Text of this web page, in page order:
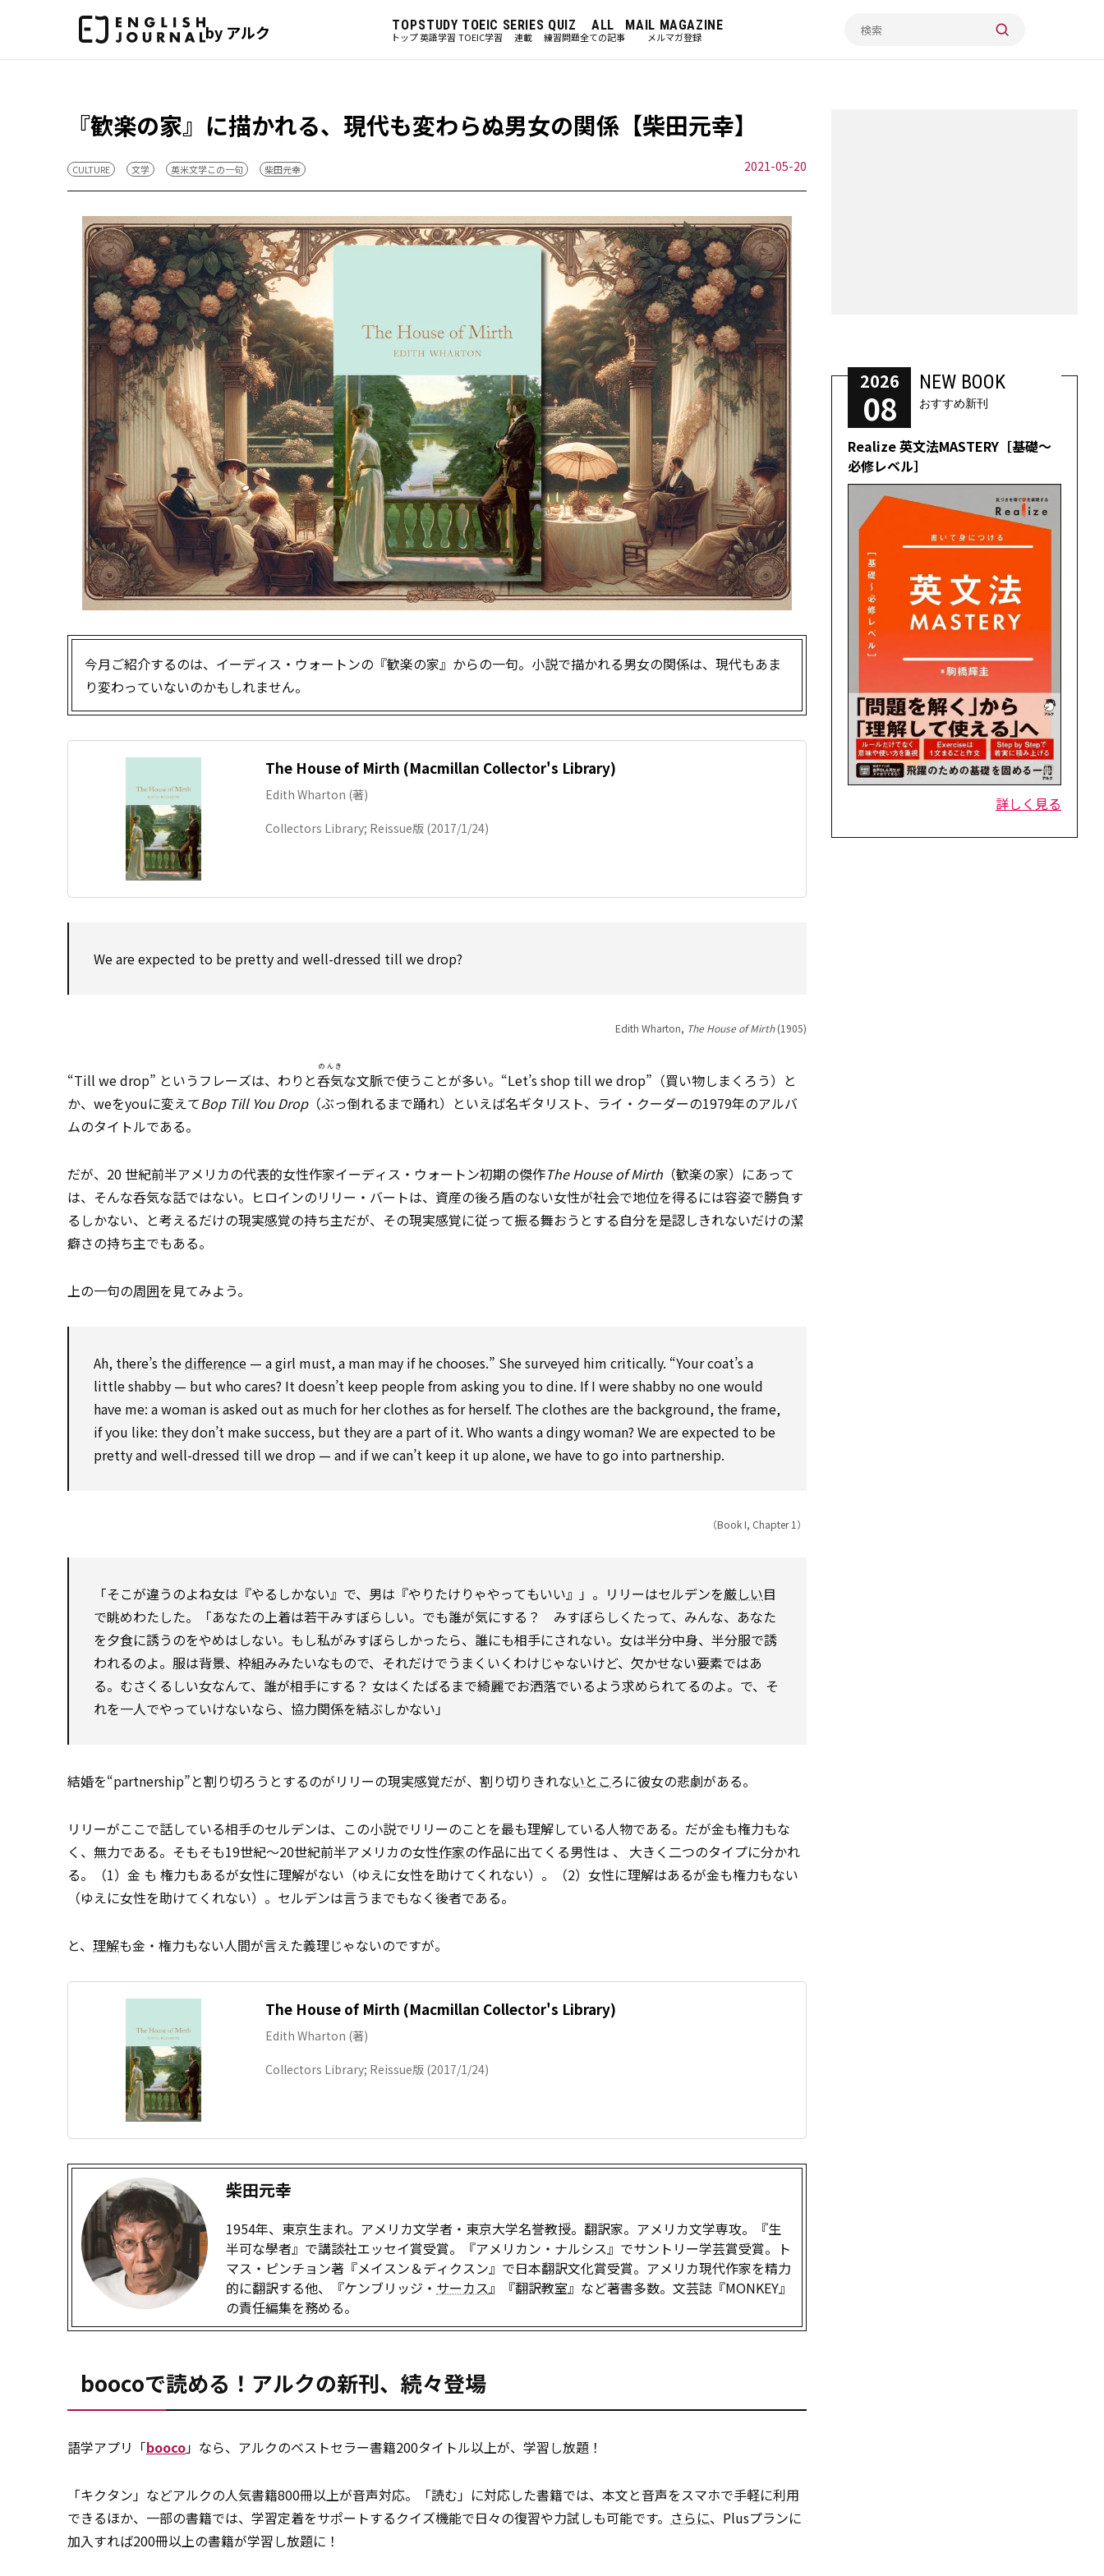
by アルク TOP
トップ
STUDY
英語学習
TOEIC
TOEIC学習
SERIES
連載
QUIZ
練習問題
ALL
全ての記事
MAIL MAGAZINE
メルマガ登録
『歓楽の家』に描かれる、現代も変わらぬ男女の関係【柴田元幸】
CULTURE 文学 英米文学この一句 柴田元幸 2021-05-20
今月ご紹介するのは、イーディス・ウォートンの『歓楽の家』からの一句。小説で描かれる男女の関係は、現代もあま
り変わっていないのかもしれません。
The House of Mirth (Macmillan Collector's Library)
Edith Wharton (著)
Collectors Library; Reissue版 (2017/1/24)
We are expected to be pretty and well-dressed till we drop?
Edith Wharton, The House of Mirth(1905)
“Till we drop” というフレーズは、わりと呑気
のんき
な文脈で使うことが多い。“Let’s shop till we drop”（買い物しまくろう）と
か、weをyouに変えてBop Till You Drop（ぶっ倒れるまで踊れ）といえば名ギタリスト、ライ・クーダーの1979年のアルバ
ムのタイトルである。
だが、20 世紀前半アメリカの代表的女性作家イーディス・ウォートン初期の傑作The House of Mirth （歓楽の家）にあって
は、そんな呑気な話ではない。ヒロインのリリー・バートは、資産の後ろ盾のない女性が社会で地位を得るには容姿で勝負す
るしかない、と考えるだけの現実感覚の持ち主だが、その現実感覚に従って振る舞おうとする自分を是認しきれないだけの潔
癖さの持ち主でもある。
上の一句の周囲を見てみよう。
Ah, there’s thedifference — a girl must, a man may if he chooses.” She surveyed him critically. “Your coat’s a
little shabby — but who cares? It doesn’t keep people from asking you to dine. If I were shabby no one would
have me: a woman is asked out as much for her clothes as for herself. The clothes are the background, the frame,
if you like: they don’t make success, but they are a part of it. Who wants a dingy woman? We are expected to be
pretty and well-dressed till we drop — and if we can’t keep it up alone, we have to go into partnership.
（Book I, Chapter 1）
「そこが違うのよね――女は『やるしかない』で、男は『やりたけりゃやってもいい』」。リリーはセルデンを厳しい目
で眺めわたした。「あなたの上着は若干みすぼらしい。でも誰が気にする？ みすぼらしくたって、みんな、あなた
を夕食に誘うのをやめはしない。もし私がみすぼらしかったら、誰にも相手にされない。女は半分中身、半分服で誘
われるのよ。服は背景、枠組みみたいなもので、それだけでうまくいくわけじゃないけど、欠かせない要素ではあ
る。むさくるしい女なんて、誰が相手にする？ 女はくたばるまで綺麗でお洒落でいるよう求められてるのよ。で、そ
れを一人でやっていけないなら、協力関係を結ぶしかない」
結婚を“partnership”と割り切ろうとするのがリリーの現実感覚だが、割り切りきれないところに彼女の悲劇がある。
リリーがここで話している相手のセルデンは、この小説でリリーのことを最も理解している人物である。だが金も権力もな
く、無力である。そもそも19世紀～20世紀前半アメリカの女性作家の作品に出てくる男性は 、 大きく二つのタイプに分かれ
る。（1）金 も 権力もあるが女性に理解がない（ゆえに女性を助けてくれない）。（2）女性に理解はあるが金も権力もない
（ゆえに女性を助けてくれない）。セルデンは言うまでもなく後者である。
――と、 理解も金・権力もない人間が言えた義理じゃないのですが。
The House of Mirth (Macmillan Collector's Library)
Edith Wharton (著)
Collectors Library; Reissue版 (2017/1/24)
柴田元幸
1954年、東京生まれ。アメリカ文学者・東京大学名誉教授。翻訳家。アメリカ文学専攻。『生
半可な學者』で講談社エッセイ賞受賞。『アメリカン・ナルシス』でサントリー学芸賞受賞。ト
マス・ピンチョン著『メイスン＆ディクスン』で日本翻訳文化賞受賞。アメリカ現代作家を精力
的に翻訳する他、『ケンブリッジ・ サーカス』『翻訳教室』など著書多数。文芸誌『MONKEY』
の責任編集を務める。
boocoで読める！アルクの新刊、続々登場
語学アプリ「booco」なら、アルクのベストセラー書籍200タイトル以上が、学習し放題！
「キクタン」などアルクの人気書籍800冊以上が音声対応。「読む」に対応した書籍では、本文と音声をスマホで手軽に利用
できるほか、一部の書籍では、学習定着をサポートするクイズ機能で日々の復習や力試しも可能です。 さらに、Plusプランに
加入すれば200冊以上の書籍が学習し放題に！
2026
08
NEW BOOK
おすすめ新刊
Realize 英文法MASTERY［基礎～
必修レベル］
詳しく見る